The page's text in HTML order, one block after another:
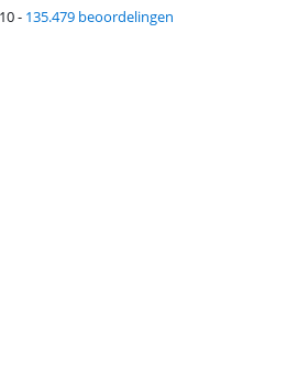
- 135.479 beoordelingen